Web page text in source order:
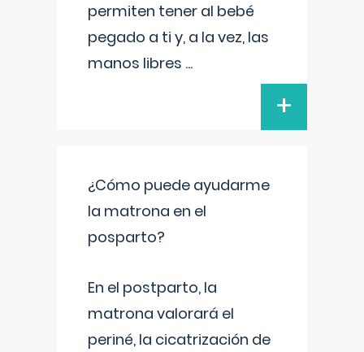
permiten tener al bebé
pegado a ti y, a la vez, las
manos libres ...
+
¿Cómo puede ayudarme
la matrona en el
posparto?
En el postparto, la
matrona valorará el
periné, la cicatrización de